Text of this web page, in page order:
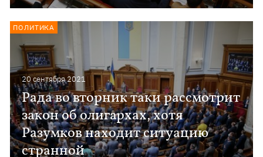
20 сентября 2021
Рада во вторник таки рассмотрит
закон об олигархах, хотя
Разумков находит ситуацию
странной
ПОЛИТИКА